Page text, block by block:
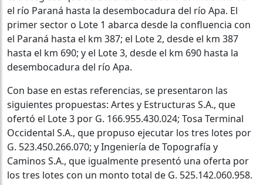
el río Paraná hasta la desembocadura del río Apa. El
primer sector o Lote 1 abarca desde la confluencia con
el Paraná hasta el km 387; el Lote 2, desde el km 387
hasta el km 690; y el Lote 3, desde el km 690 hasta la
desembocadura del río Apa.
Con base en estas referencias, se presentaron las
siguientes propuestas: Artes y Estructuras S.A., que
ofertó el Lote 3 por G. 166.955.430.024; Tosa Terminal
Occidental S.A., que propuso ejecutar los tres lotes por
G. 523.450.266.070; y Ingeniería de Topografía y
Caminos S.A., que igualmente presentó una oferta por
los tres lotes con un monto total de G. 525.142.060.958.